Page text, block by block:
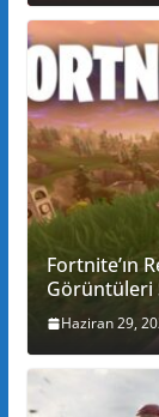
Fortnite’ın
Görüntüleri
Haziran 29,